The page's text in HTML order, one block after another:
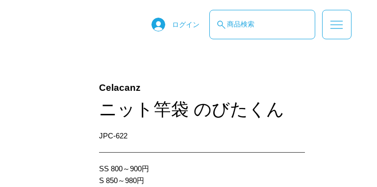
ログイン 商品検索
Celacanz
ニット竿袋 のびたくん
JPC-622
SS 800～900円
S 850～980円